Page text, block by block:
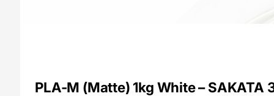
PLA-M (Matte) 1kg White – SAKATA